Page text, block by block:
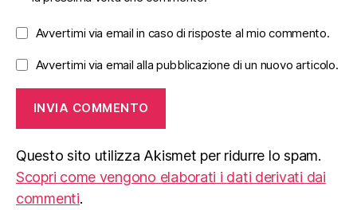
Avvertimi via email in caso di risposte al mio commento.
Avvertimi via email alla pubblicazione di un nuovo articolo.
Questo sito utilizza Akismet per ridurre lo spam.
Scopri come vengono elaborati i dati derivati dai
commenti.